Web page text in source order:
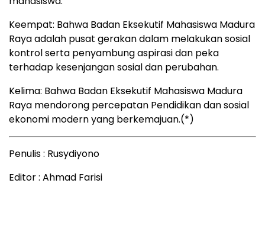
Keempat: Bahwa Badan Eksekutif Mahasiswa Madura
Raya adalah pusat gerakan dalam melakukan sosial
kontrol serta penyambung aspirasi dan peka
terhadap kesenjangan sosial dan perubahan.
Kelima: Bahwa Badan Eksekutif Mahasiswa Madura
Raya mendorong percepatan Pendidikan dan sosial
ekonomi modern yang berkemajuan.(*)
Penulis : Rusydiyono
Editor : Ahmad Farisi